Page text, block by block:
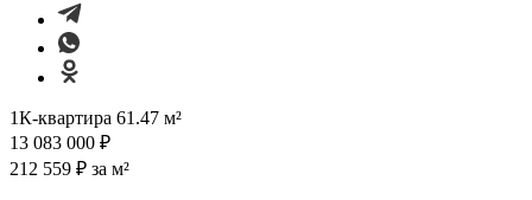
1К-квартира 61.47 м²
13 083 000 ₽
212 559 ₽ за м²